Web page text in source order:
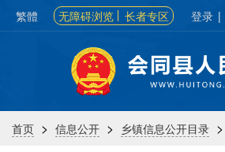
繁體 无障碍浏览 长者专区 登录 |
首页 > 信息公开 > 乡镇信息公开目录 >